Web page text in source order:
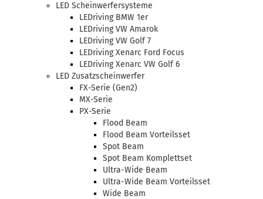
LED Scheinwerfersysteme
LEDriving BMW 1er
LEDriving VW Amarok
LEDriving VW Golf 7
LEDriving Xenarc Ford Focus
LEDriving Xenarc VW Golf 6
LED Zusatzscheinwerfer
FX-Serie (Gen2)
MX-Serie
PX-Serie
Flood Beam
Flood Beam Vorteilsset
Spot Beam
Spot Beam Komplettset
Ultra-Wide Beam
Ultra-Wide Beam Vorteilsset
Wide Beam